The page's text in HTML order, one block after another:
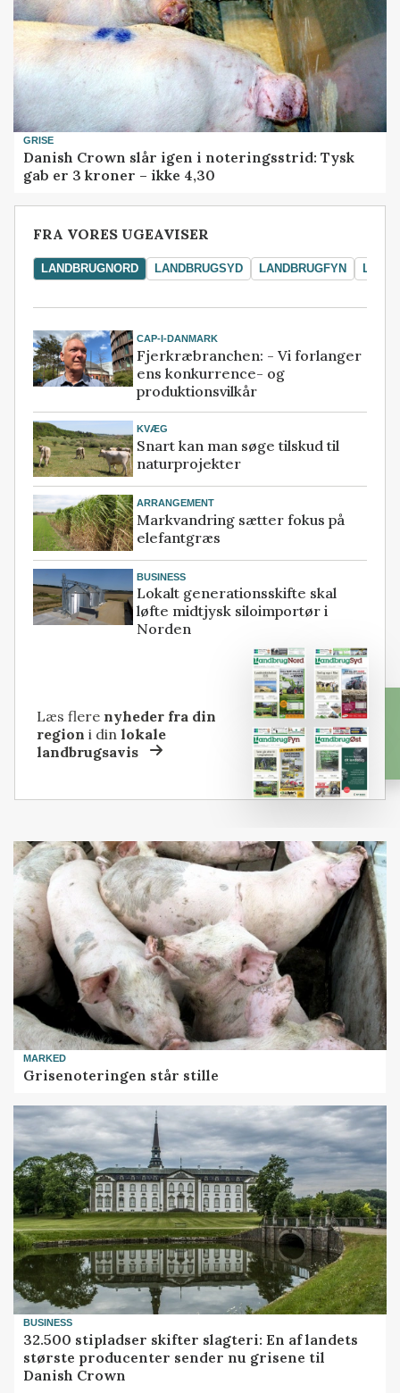
GRISE
Danish Crown slår igen i noteringsstrid: Tysk
gab er 3 kroner – ikke 4,30
FRA VORES UGEAVISER
LANDBRUGNORD LANDBRUGSYD LANDBRUGFYN
CAP-I-DANMARK
Fjerkræbranchen: - Vi forlanger
ens konkurrence- og
produktionsvilkår
KVÆG
Snart kan man søge tilskud til
naturprojekter
ARRANGEMENT
Markvandring sætter fokus på
elefantgræs
BUSINESS
Lokalt generationsskifte skal
løfte midtjysk siloimportør i
Norden
Læs flere nyheder fra din
region i dinlokale
landbrugsavis
MARKED
Grisenoteringen står stille
BUSINESS
32.500 stipladser skifter slagteri: En af landets
største producenter sender nu grisene til
Danish Crown